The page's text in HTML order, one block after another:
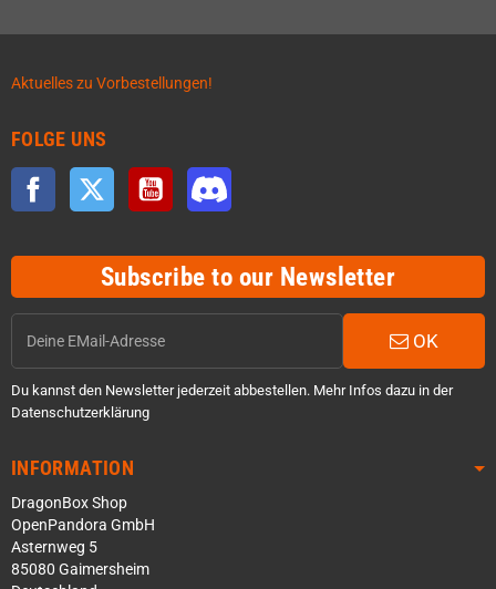
Aktuelles zu Vorbestellungen!
FOLGE UNS
Facebook Twitter YouTube
Subscribe to our Newsletter
OK
Du kannst den Newsletter jederzeit abbestellen. Mehr Infos dazu in der
Datenschutzerklärung
INFORMATION
DragonBox Shop
OpenPandora GmbH
Asternweg 5
85080 Gaimersheim